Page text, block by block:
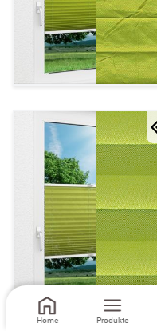
Home Produkte